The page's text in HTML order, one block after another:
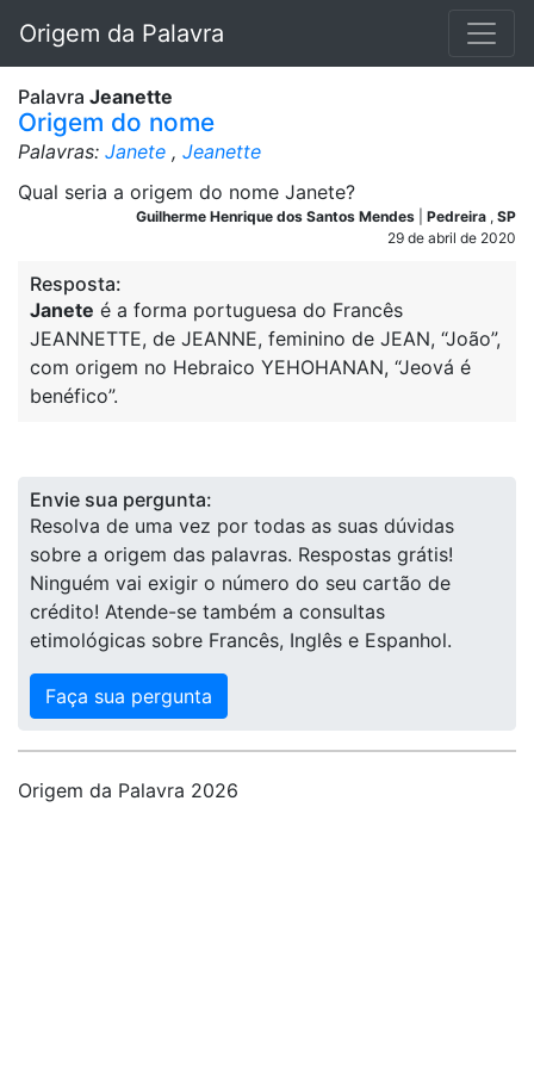
Origem da Palavra
Palavra Jeanette
Origem do nome
Palavras: Janete , Jeanette
Qual seria a origem do nome Janete?
Guilherme Henrique dos Santos Mendes Pedreira , SP
29 de abril de 2020
Resposta:
Janete é a forma portuguesa do Francês
JEANNETTE, de JEANNE, feminino de JEAN, “João”,
com origem no Hebraico YEHOHANAN, “Jeová é
benéfico”.
Envie sua pergunta:
Resolva de uma vez por todas as suas dúvidas
sobre a origem das palavras. Respostas grátis!
Ninguém vai exigir o número do seu cartão de
crédito! Atende-se também a consultas
etimológicas sobre Francês, Inglês e Espanhol.
Faça sua pergunta
Origem da Palavra 2026